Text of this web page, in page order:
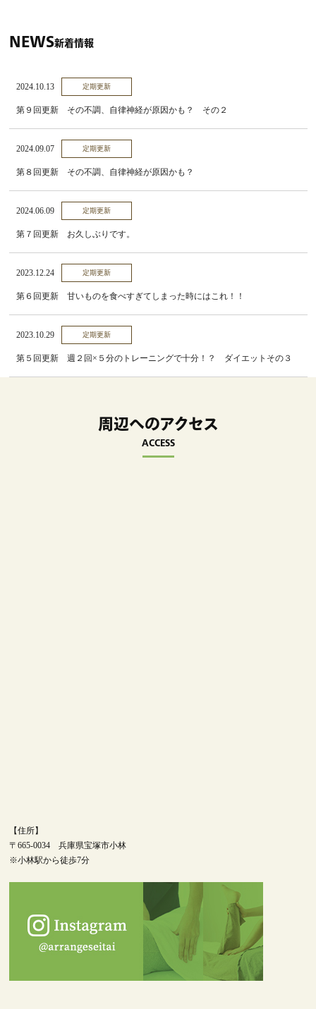
NEWS新着情報
2024.10.13 定期更新
第９回更新 その不調、自律神経が原因かも？ その２
2024.09.07 定期更新
第８回更新 その不調、自律神経が原因かも？
2024.06.09 定期更新
第７回更新 お久しぶりです。
2023.12.24 定期更新
第６回更新 甘いものを食べすぎてしまった時にはこれ！！
2023.10.29 定期更新
第５回更新 週２回×５分のトレーニングで十分！？ ダイエットその３
周辺へのアクセス
ACCESS
【住所】
〒665-0034 兵庫県宝塚市小林
※小林駅から徒歩7分